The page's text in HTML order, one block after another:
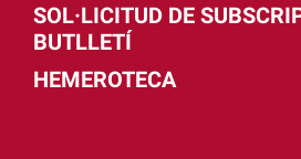
SOL·LICITUD DE
BUTLLETÍ
HEMEROTECA